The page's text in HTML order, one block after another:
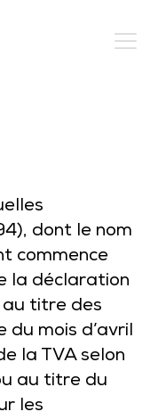
dont le nom
commence
la déclaration
titre des
mois d’avril
la TVA selon
au titre du
les